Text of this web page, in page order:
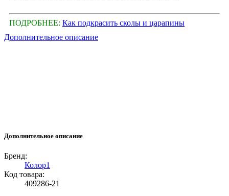
ПОДРОБНЕЕ: Как подкрасить сколы и царапины
Дополнительное описание
Дополнительное описание
Бренд:
Колор1
Код товара:
409286-21